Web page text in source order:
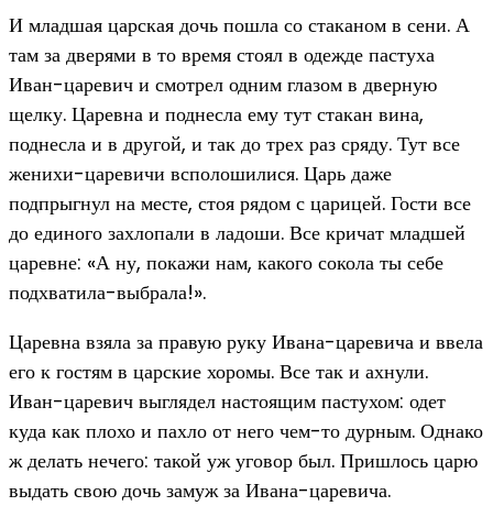
И младшая царская дочь пошла со стаканом в сени. А
там за дверями в то время стоял в одежде пастуха
Иван-царевич и смотрел одним глазом в дверную
щелку. Царевна и поднесла ему тут стакан вина,
поднесла и в другой, и так до трех раз сряду. Тут все
женихи-царевичи всполошилися. Царь даже
подпрыгнул на месте, стоя рядом с царицей. Гости все
до единого захлопали в ладоши. Все кричат младшей
царевне: «А ну, покажи нам, какого сокола ты себе
подхватила-выбрала!».
Царевна взяла за правую руку Ивана-царевича и ввела
его к гостям в царские хоромы. Все так и ахнули.
Иван-царевич выглядел настоящим пастухом: одет
куда как плохо и пахло от него чем-то дурным. Однако
ж делать нечего: такой уж уговор был. Пришлось царю
выдать свою дочь замуж за Ивана-царевича.